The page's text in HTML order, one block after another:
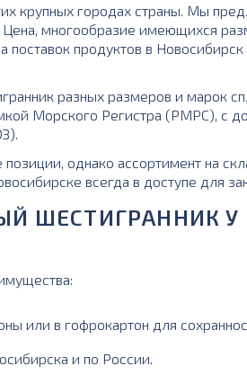
крупных городах страны. Мы
многообразие имеющихся
продуктов в
разных размеров и марок
Морского Регистра (РМРС), с
однако ассортимент на
всегда в доступе для
ШЕСТИГРАННИК У
или в гофрокартон для
и по России.